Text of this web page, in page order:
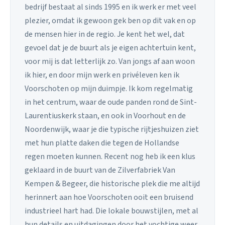
bedrijf bestaat al sinds 1995 en ik werk er met veel
plezier, omdat ik gewoon gek ben op dit vak en op
de mensen hier in de regio. Je kent het wel, dat
gevoel dat je de buurt als je eigen achtertuin kent,
voor mij is dat letterlijk zo. Van jongs af aan woon
ik hier, en door mijn werk en privéleven ken ik
Voorschoten op mijn duimpje. Ik kom regelmatig
in het centrum, waar de oude panden rond de Sint-
Laurentiuskerk staan, en ook in Voorhout en de
Noordenwijk, waar je die typische rijtjeshuizen ziet
met hun platte daken die tegen de Hollandse
regen moeten kunnen. Recent nog heb ik een klus
geklaard in de buurt van de Zilverfabriek Van
Kempen & Begeer, die historische plek die me altijd
herinnert aan hoe Voorschoten ooit een bruisend
industrieel hart had. Die lokale bouwstijlen, met al